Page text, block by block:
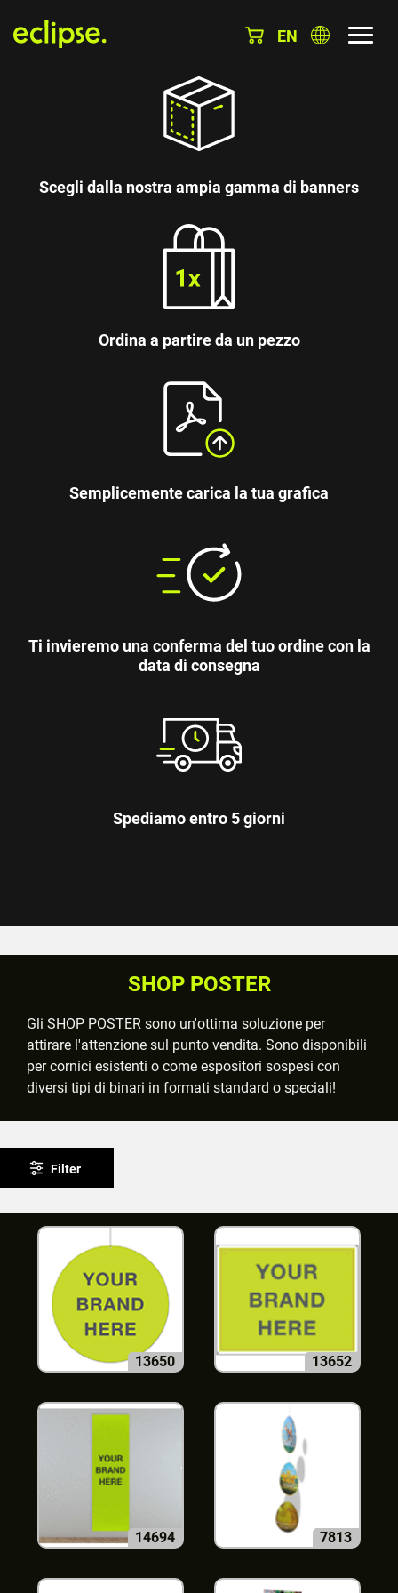
EN
Scegli dalla nostra ampia gamma di banners
Ordina a partire da un pezzo
Semplicemente carica la tua grafica
Ti invieremo una conferma del tuo ordine con la
data di consegna
Spediamo entro 5 giorni
SHOP POSTER
Gli SHOP POSTER sono un'ottima soluzione per
attirare l'attenzione sul punto vendita. Sono disponibili
per cornici esistenti o come espositori sospesi con
diversi tipi di binari in formati standard o speciali!
Filter
13650 13652
14694 7813